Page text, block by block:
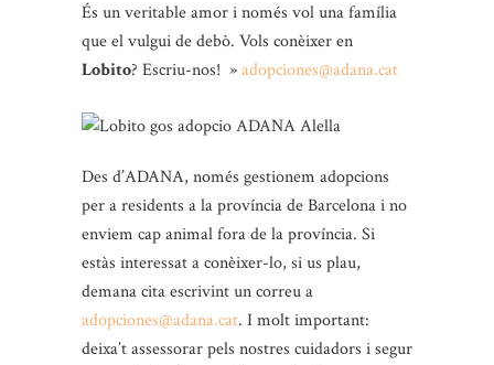
És un veritable amor i només vol una família
que el vulgui de debò. Vols conèixer en
Lobito? Escriu-nos! »adopciones@adana.cat
Des d’ADANA, només gestionem adopcions
per a residents a la província de Barcelona i no
enviem cap animal fora de la província. Si
estàs interessat a conèixer-lo, si us plau,
demana cita escrivint un correu a
adopciones@adana.cat. I molt important:
deixa’t assessorar pels nostres cuidadors i segur